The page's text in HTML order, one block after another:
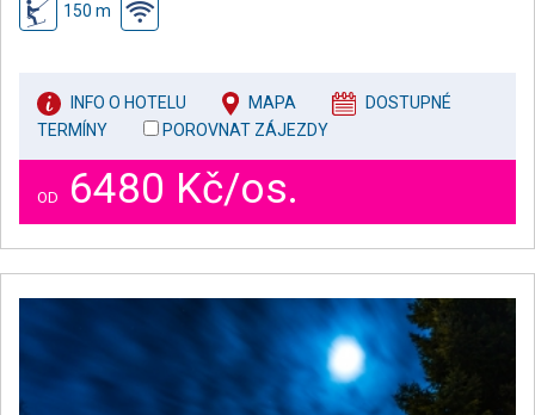
150 m
INFO O HOTELU MAPA
DOSTUPNÉ
TERMÍNY
POROVNAT ZÁJEZDY
OD 6480 Kč/os.